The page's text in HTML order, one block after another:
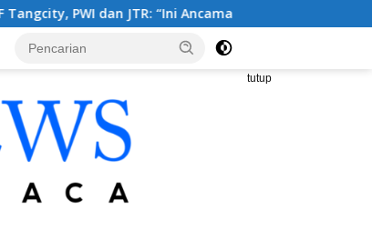
Ancaman Serius Kebebasan Pers”
tutup